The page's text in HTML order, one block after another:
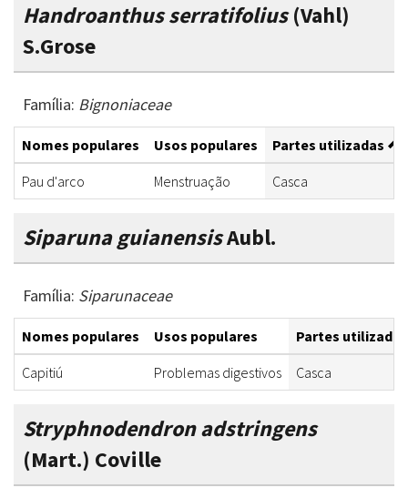
Handroanthus serratifolius(Vahl)
S.Grose
Família: Bignoniaceae
Nomes populares Usos populares
Partes utilizadas
Pau d'arco
Menstruação Casca
Siparuna guianensisAubl.
Família: Siparunaceae
Nomes populares Usos populares
Partes utilizadas
Capitiú
Problemas digestivos Casca
Stryphnodendron adstringens
(Mart.) Coville